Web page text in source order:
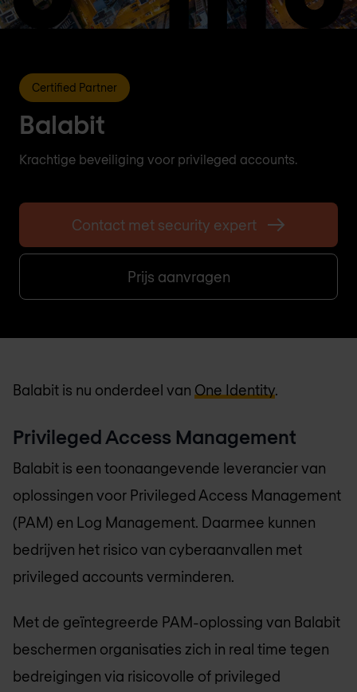
Certified Partner
Balabit
Krachtige beveiliging voor privileged accounts.
Contact met security expert
Prijs aanvragen
Balabit is nu onderdeel van One Identity.
Privileged Access Management
Balabit is een toonaangevende leverancier van
oplossingen voor Privileged Access Management
(PAM) en Log Management. Daarmee kunnen
bedrijven het risico van cyberaanvallen met
privileged accounts verminderen.
Met de geïntegreerde PAM-oplossing van Balabit
beschermen organisaties zich in real time tegen
bedreigingen via risicovolle of privileged